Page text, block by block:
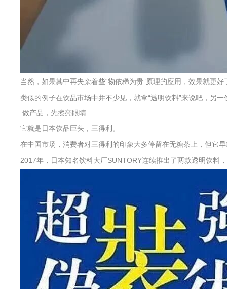
当然，如果其中再夹杂着些“物依稀为贵”原理的应用，效果就更好
类似的例子在饮品市场中并不少见，就拿“透明饮料”来说吧，另
做产品，先擦亮眼睛
它就是日本饮品巨头，三得利。
在中国市场，消费者对三得利的印象大多停留在无糖茶上，但它
2017年，日本知名饮料大厂SUNTORY连续推出了两款透明饮料